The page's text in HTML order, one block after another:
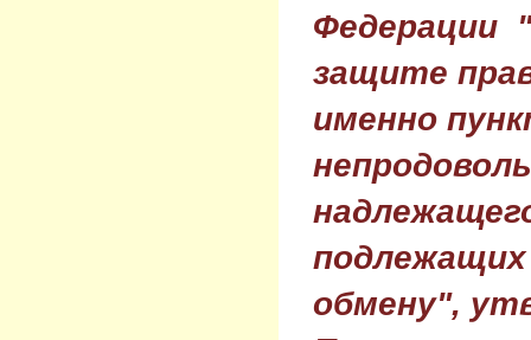
Федерации
защите
именно
обмену",